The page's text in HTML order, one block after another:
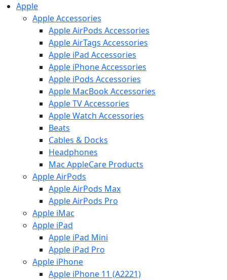
Apple
Apple Accessories
Apple AirPods Accessories
Apple AirTags Accessories
Apple iPad Accessories
Apple iPhone Accessories
Apple iPods Accessories
Apple MacBook Accessories
Apple TV Accessories
Apple Watch Accessories
Beats
Cables & Docks
Headphones
Mac AppleCare Products
Apple AirPods
Apple AirPods Max
Apple AirPods Pro
Apple iMac
Apple iPad
Apple iPad Mini
Apple iPad Pro
Apple iPhone
Apple iPhone 11 (A2221)